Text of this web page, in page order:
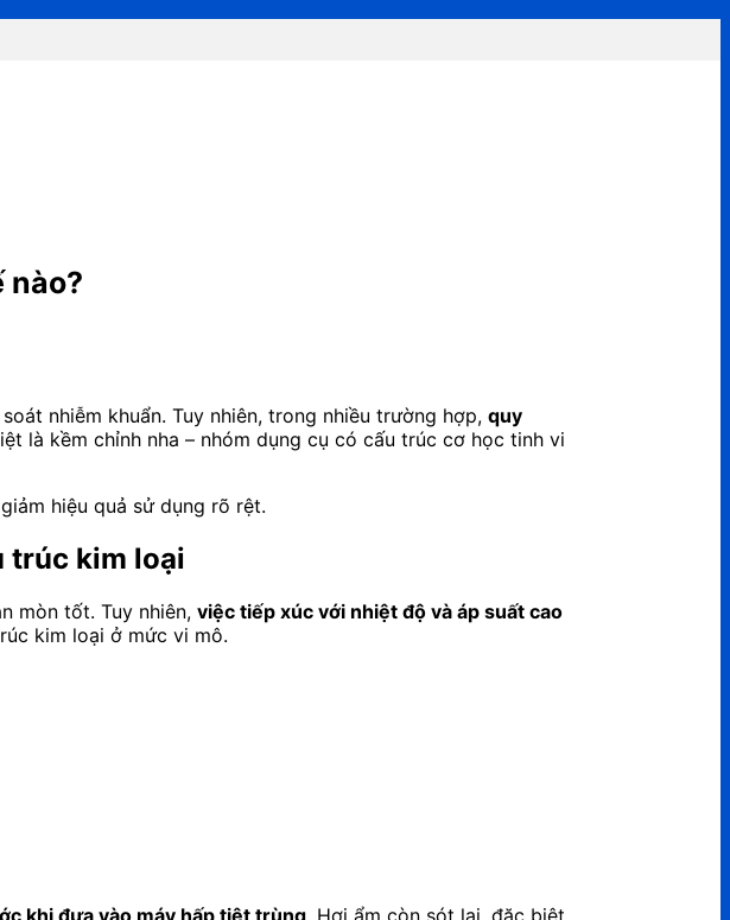
nào?
nhiễm khuẩn. Tuy nhiên, trong nhiều trường hợp, quy
là kềm chỉnh nha – nhóm dụng cụ có cấu trúc cơ học tinh vi
hiệu quả sử dụng rõ rệt.
trúc kim loại
mòn tốt. Tuy nhiên, việc tiếp xúc với nhiệt độ và áp suất cao
kim loại ở mức vi mô.